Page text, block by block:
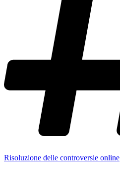
Risoluzione delle controversie online